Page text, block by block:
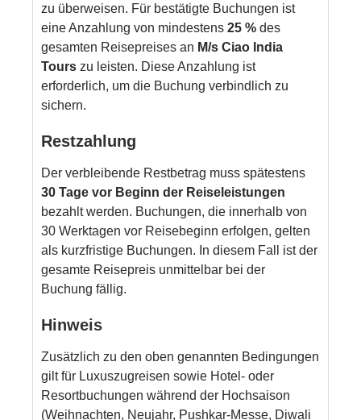
zu überweisen. Für bestätigte Buchungen ist
eine Anzahlung von mindestens25 % des
gesamten Reisepreises an M/s Ciao India
Tours zu leisten. Diese Anzahlung ist
erforderlich, um die Buchung verbindlich zu
sichern.
Restzahlung
Der verbleibende Restbetrag muss spätestens
30 Tage vor Beginn der Reiseleistungen
bezahlt werden. Buchungen, die innerhalb von
30 Werktagen vor Reisebeginn erfolgen, gelten
als kurzfristige Buchungen. In diesem Fall ist der
gesamte Reisepreis unmittelbar bei der
Buchung fällig.
Hinweis
Zusätzlich zu den oben genannten Bedingungen
gilt für Luxuszugreisen sowie Hotel- oder
Resortbuchungen während der Hochsaison
(Weihnachten, Neujahr, Pushkar-Messe, Diwali